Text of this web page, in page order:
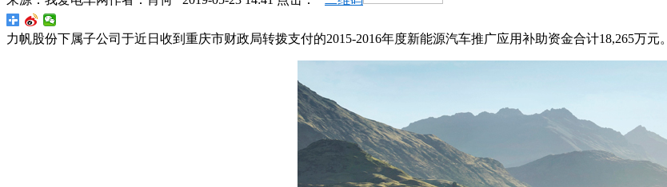
力帆股份下属子公司于近日收到重庆市财政局转拨支付的2015-2016年度新能源汽车推广应用补助资金合计18,265万元。